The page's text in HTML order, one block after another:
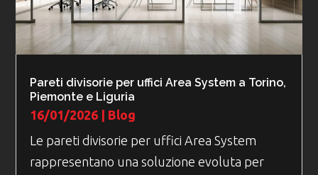
Pareti divisorie per uffici Area System a Torino,
Piemonte e Liguria
16/01/2026
Blog
Le pareti divisorie per uffici Area System
rappresentano una soluzione evoluta per